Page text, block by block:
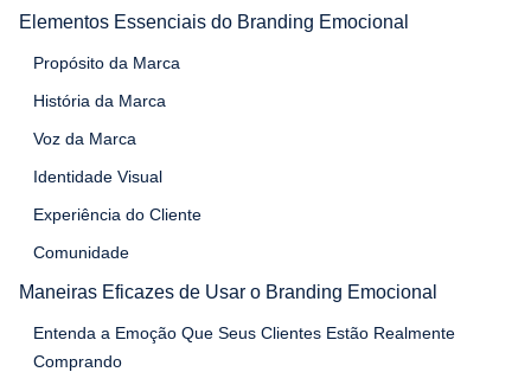
Elementos Essenciais do Branding Emocional
Propósito da Marca
História da Marca
Voz da Marca
Identidade Visual
Experiência do Cliente
Comunidade
Maneiras Eficazes de Usar o Branding Emocional
Entenda a Emoção Que Seus Clientes Estão Realmente
Comprando